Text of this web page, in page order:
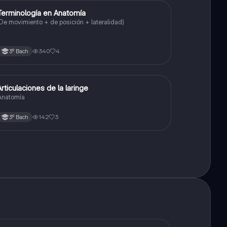
Biología en Anatomía
movimiento + de posición + lateralidad)
3º Bach 340 4
Biología de la laringe
3º Bach 142 3